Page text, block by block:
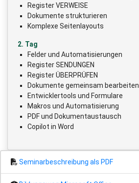
Register VERWEISE
Dokumente strukturieren
Komplexe Seitenlayouts
2. Tag
Felder und Automatisierungen
Register SENDUNGEN
Register ÜBERPRÜFEN
Dokumente gemeinsam bearbeiten
Entwicklertools und Formulare
Makros und Automatisierung
PDF und Dokumentaustausch
Copilot in Word
Seminarbeschreibung als PDF